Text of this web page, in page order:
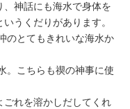
神話にも海水で身体を
うくだりがあります。
のとてもきれいな海水か
。こちらも禊の神事に使
れを溶かしだしてくれ